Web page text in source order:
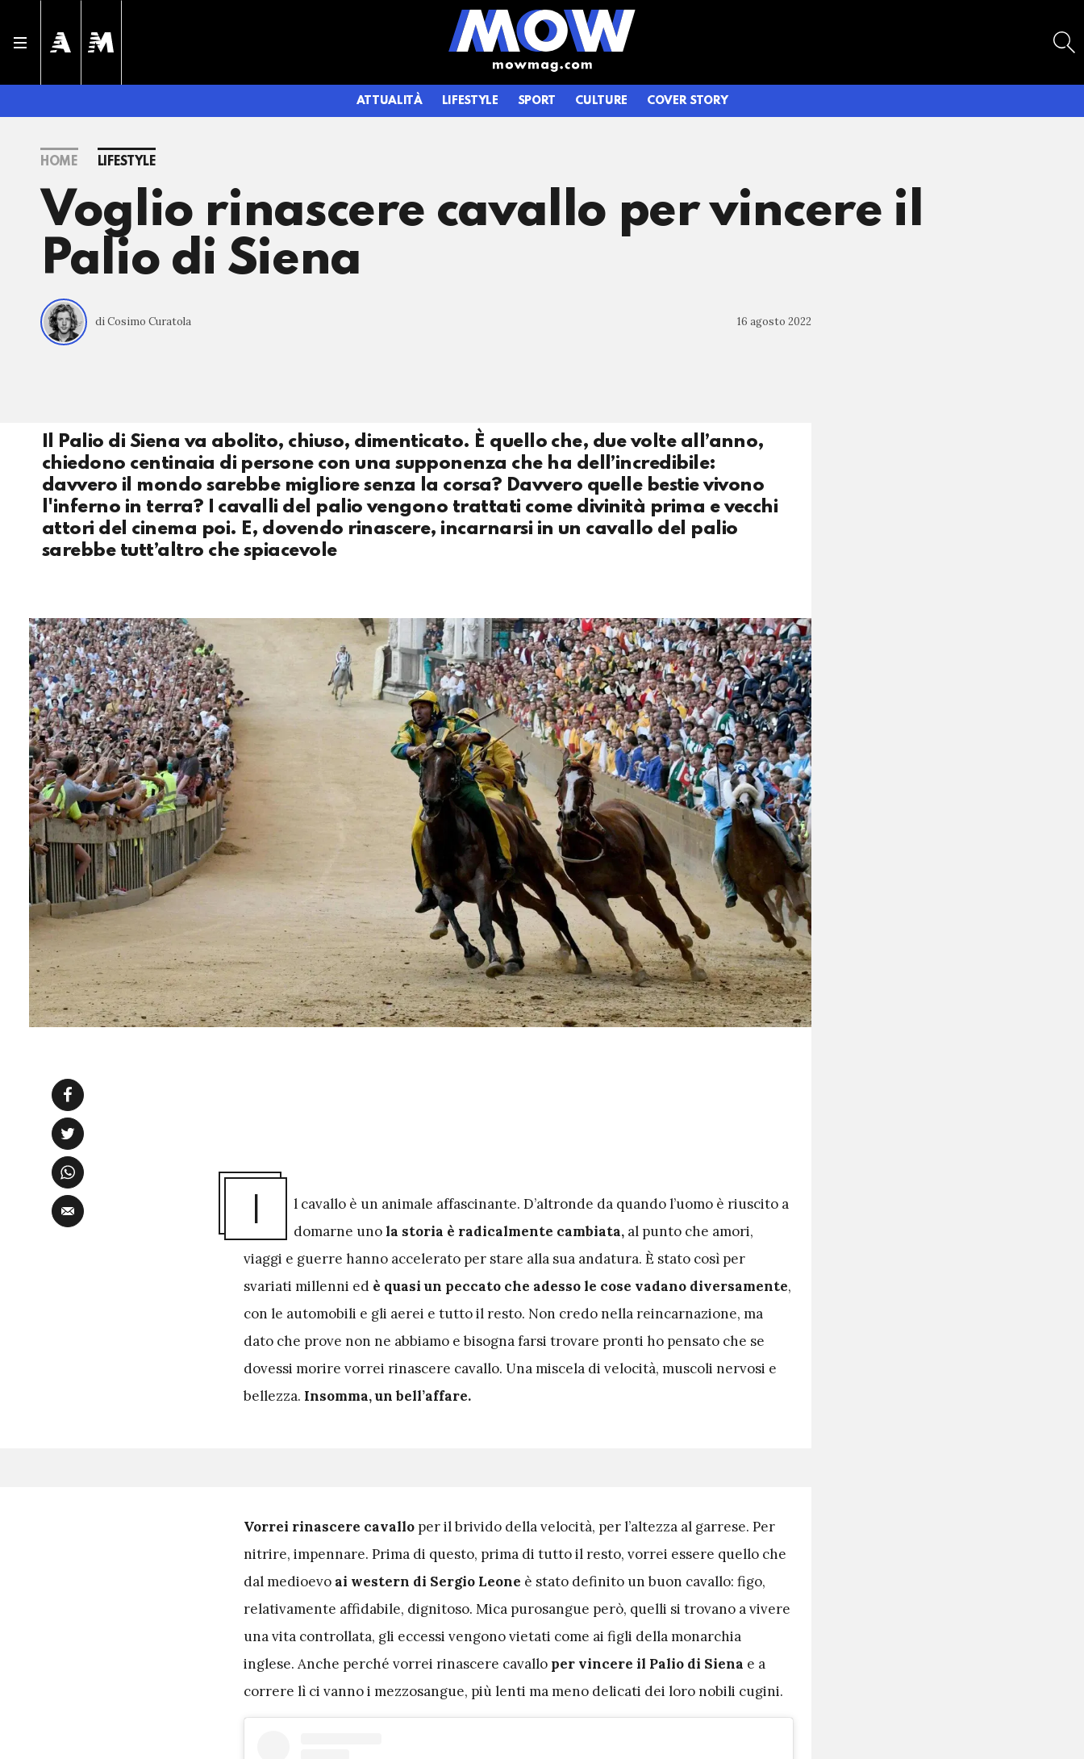
ATTUALITÀ LIFESTYLE SPORT CULTURE COVER STORY
HOME LIFESTYLE
Voglio rinascere cavallo per vincere il
Palio di Siena
di Cosimo Curatola 16 agosto 2022
Il Palio di Siena va abolito, chiuso, dimenticato. È quello che, due volte all’anno,
chiedono centinaia di persone con una supponenza che ha dell’incredibile:
davvero il mondo sarebbe migliore senza la corsa? Davvero quelle bestie vivono
l'inferno in terra? I cavalli del palio vengono trattati come divinità prima e vecchi
attori del cinema poi. E, dovendo rinascere, incarnarsi in un cavallo del palio
sarebbe tutt’altro che spiacevole
I
l cavallo è un animale affascinante. D’altronde da quando l’uomo è riuscito a
domarne unola storia è radicalmente cambiata, al punto che amori,
viaggi e guerre hanno accelerato per stare alla sua andatura. È stato così per
svariati millenni ed è quasi un peccato che adesso le cose vadano diversamente,
con le automobili e gli aerei e tutto il resto. Non credo nella reincarnazione, ma
dato che prove non ne abbiamo e bisogna farsi trovare pronti ho pensato che se
dovessi morire vorrei rinascere cavallo. Una miscela di velocità, muscoli nervosi e
bellezza. Insomma, un bell’affare.
Vorrei rinascere cavallo per il brivido della velocità, per l’altezza al garrese. Per
nitrire, impennare. Prima di questo, prima di tutto il resto, vorrei essere quello che
dal medioevo ai western di Sergio Leone è stato definito un buon cavallo: figo,
relativamente affidabile, dignitoso. Mica purosangue però, quelli si trovano a vivere
una vita controllata, gli eccessi vengono vietati come ai figli della monarchia
inglese. Anche perché vorrei rinascere cavallo per vincere il Palio di Siena e a
correre lì ci vanno i mezzosangue, più lenti ma meno delicati dei loro nobili cugini.